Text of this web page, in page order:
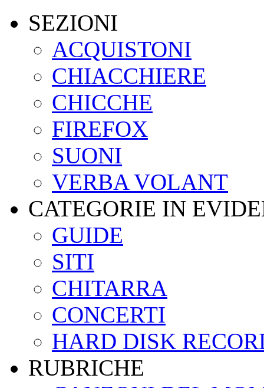
SEZIONI
ACQUISTONI
CHIACCHIERE
CHICCHE
FIREFOX
SUONI
VERBA VOLANT
CATEGORIE IN
GUIDE
SITI
CHITARRA
CONCERTI
HARD DISK
RUBRICHE